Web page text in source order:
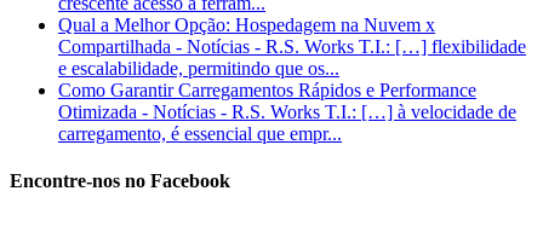
Qual a Melhor Opção: Hospedagem na Nuvem x
Compartilhada - Notícias - R.S. Works T.I.: […] flexibilidade
e escalabilidade, permitindo que os...
Como Garantir Carregamentos Rápidos e Performance
Otimizada - Notícias - R.S. Works T.I.: […] à velocidade de
carregamento, é essencial que empr...
Encontre-nos no Facebook